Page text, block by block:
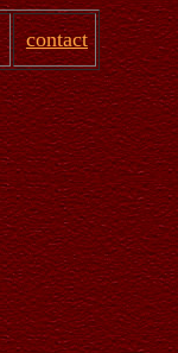
contact